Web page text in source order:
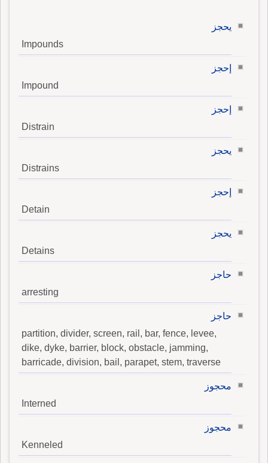
يحجز
Impounds
إحجز
Impound
إحجز
Distrain
يحجز
Distrains
إحجز
Detain
يحجز
Detains
حاجز
arresting
حاجز
partition, divider, screen, rail, bar, fence, levee,
dike, dyke, barrier, block, obstacle, jamming,
barricade, division, bail, parapet, stem, traverse
محجوز
Interned
محجوز
Kenneled